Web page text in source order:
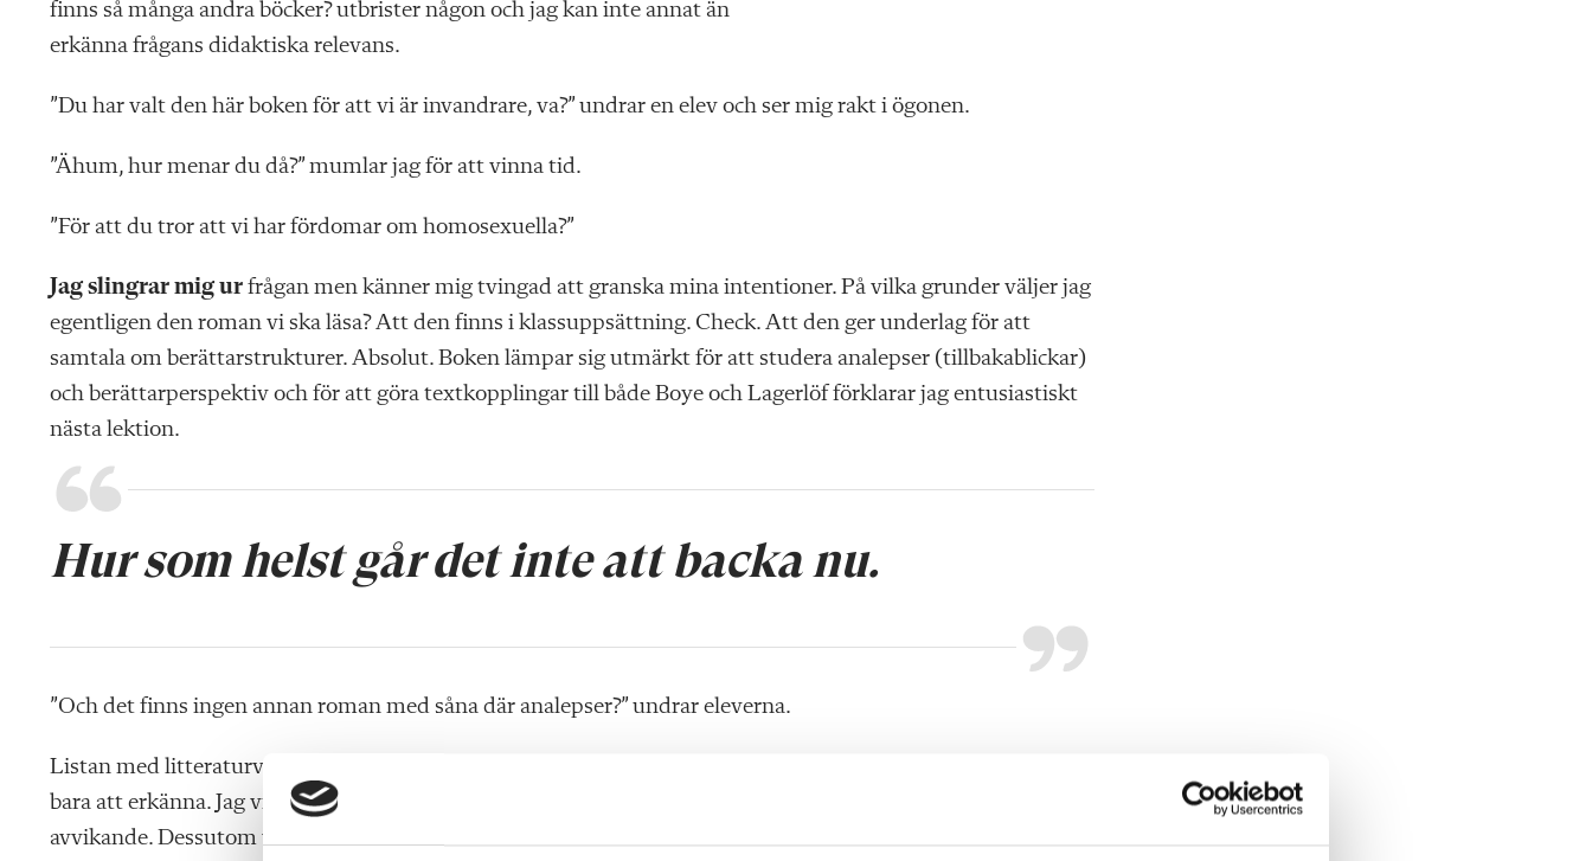
finns så många andra böcker? utbrister någon och jag kan inte annat än
erkänna frågans didaktiska relevans.
”Du har valt den här boken för att vi är invandrare, va?” undrar en elev och ser mig rakt i ögonen.
”Ähum, hur menar du då?” mumlar jag för att vinna tid.
”För att du tror att vi har fördomar om homosexuella?”
Jag slingrar mig ur frågan men känner mig tvingad att granska mina intentioner. På vilka grunder väljer jag
egentligen den roman vi ska läsa? Att den finns i klassuppsättning. Check. Att den ger underlag för att
samtala om berättarstrukturer. Absolut. Boken lämpar sig utmärkt för att studera analepser (tillbakablickar)
och berättarperspektiv och för att göra textkopplingar till både Boye och Lagerlöf förklarar jag entusiastiskt
nästa lektion.
Hur som helst går det inte att backa nu.
”Och det finns ingen annan roman med såna där analepser?” undrar eleverna.
Listan med litteraturvetenskapliga begrepp övertygar inte skeptikerna och jag känner mig avslöjad. Det är
bara att erkänna. Jag vill ha värdegrundsdiskussioner också. Om religion, om sexualitet
avvikande. Dessutom vill jag gärna visa att det svenska samhällsklimatet var annorlunda på 80-talet. Och så